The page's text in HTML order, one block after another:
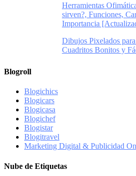
Herramientas
sirven?, Funciones,
Importancia
Dibujos Pixelados
Cuadritos Bonitos y
Blogroll
Blogichics
Blogicars
Blogicasa
Blogichef
Blogistar
Blogitravel
Marketing Digital & Publicidad
Nube de Etiquetas